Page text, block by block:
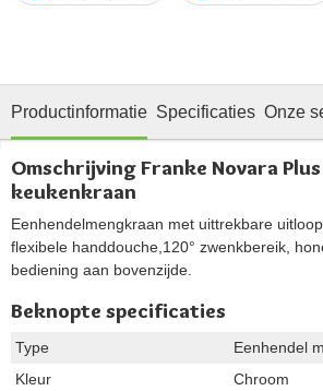
Productinformatie Specificaties Onze
Omschrijving Franke Novara
keukenkraan
Eenhendelmengkraan met uittrekbare
flexibele handdouche,120° zwenkbereik,
bediening aan bovenzijde.
Beknopte specificaties
Type
Eenhendel
Kleur
Chroom